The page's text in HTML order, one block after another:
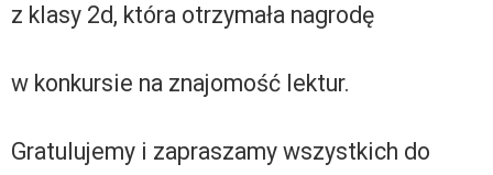
z klasy 2d, która otrzymała nagrodę
w konkursie na znajomość lektur.
Gratulujemy i zapraszamy wszystkich do